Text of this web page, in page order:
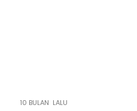
10 BULAN LALU